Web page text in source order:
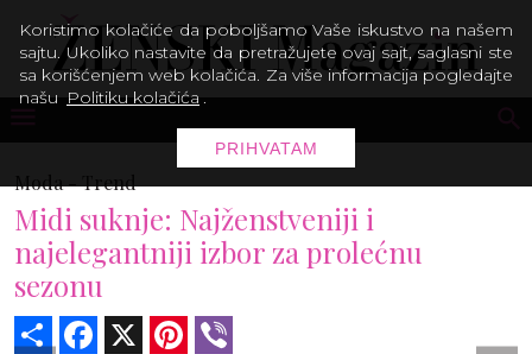
Moda -Trend
Midi suknje: Najženstveniji i
najelegantniji izbor za prolećnu
sezonu
Share Facebook Pinterest
Koristimo kolačiće da poboljšamo Vaše iskustvo na našem
sajtu. Ukoliko nastavite da pretražujete ovaj sajt, saglasni ste
sa korišćenjem web kolačića. Za više informacija pogledajte
našu Politiku kolačića .
PRIHVATAM